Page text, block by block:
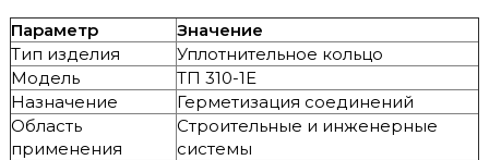
Параметр
Значение
Тип изделия
Уплотнительное кольцо
Модель
ТП 310-1Е
Назначение
Герметизация соединений
Область
применения
Строительные и инженерные
системы